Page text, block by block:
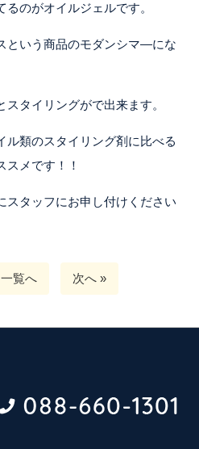
のがオイルジェルです。
という商品のモダンシマ―にな
タイリングがで出来ます。
ル類のスタイリング剤に比べる
スメです！！
スタッフにお申し付けください
一覧へ 次へ »